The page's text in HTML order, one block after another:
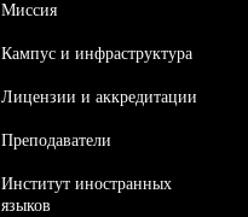
Миссия
Кампус и инфраструктура
Лицензии и аккредитации
Преподаватели
Институт иностранных
языков